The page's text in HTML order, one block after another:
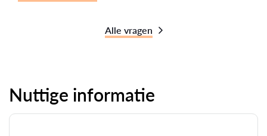
Alle vragen
Nuttige informatie